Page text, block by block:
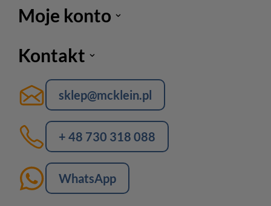
Moje konto
Kontakt
sklep@mcklein.pl
+ 48 730 318 088
WhatsApp